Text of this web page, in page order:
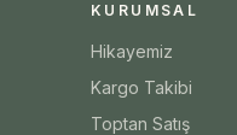
KURUMSAL
Hikayemiz
Kargo Takibi
Toptan Satış